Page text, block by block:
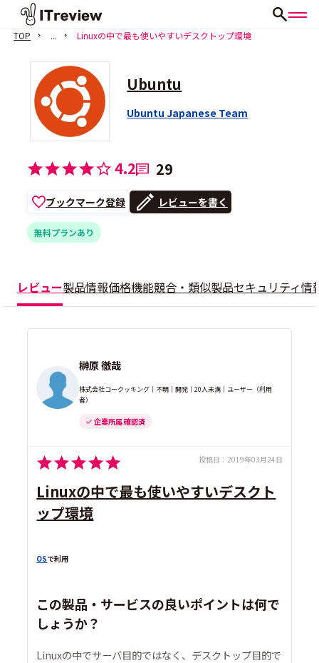
TOP ... Linuxの中で最も使いやすいデスクトップ環境
Ubuntu
Ubuntu Japanese Team
4.2 29
ブックマーク登録 レビューを書く
無料プランあり
レビュー製品情報価格機能競合・類似製品セキュリティ情
榊原 徹哉
株式会社コークッキング｜不明｜開発｜20人未満｜ユーザー（利用
者）
企業所属 確認済
投稿日： 2019年03月24日
Linuxの中で最も使いやすいデスクト
ップ環境
OSで利用
この製品・サービスの良いポイントは何で
しょうか？
Linuxの中でサーバ目的ではなく、デスクトップ目的で